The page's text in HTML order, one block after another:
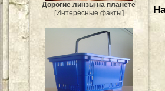
Дорогие линзы на планете
[Интересные факты]